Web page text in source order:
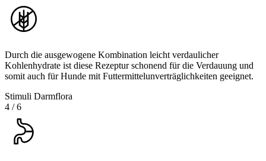
Durch die ausgewogene Kombination leicht verdaulicher
Kohlenhydrate ist diese Rezeptur schonend für die Verdauung und
somit auch für Hunde mit Futtermittelunverträglichkeiten geeignet.
Stimuli Darmflora
4 /6